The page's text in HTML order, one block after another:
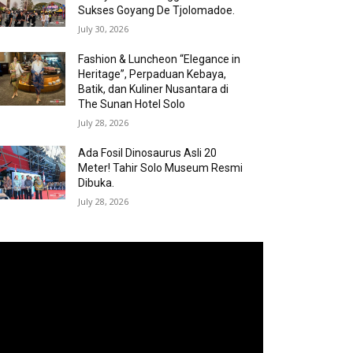
Sukses Goyang De Tjolomadoe.
July 30, 2026
Fashion & Luncheon “Elegance in
Heritage”, Perpaduan Kebaya,
Batik, dan Kuliner Nusantara di
The Sunan Hotel Solo
July 28, 2026
Ada Fosil Dinosaurus Asli 20
Meter! Tahir Solo Museum Resmi
Dibuka.
July 28, 2026